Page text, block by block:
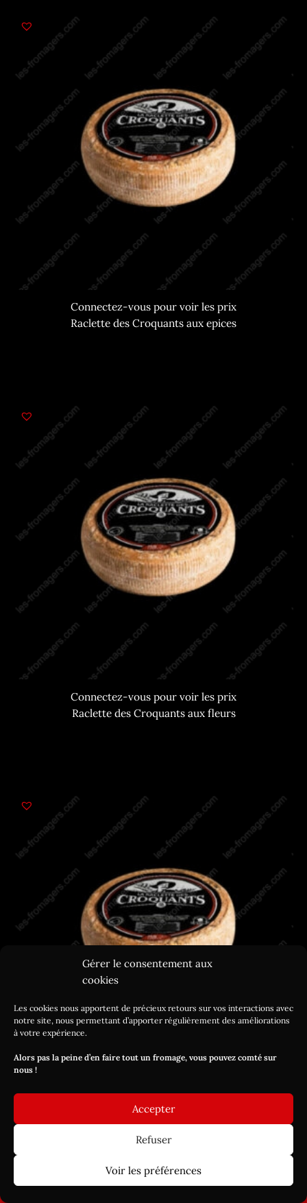
Gérer le consentement aux
cookies
Les cookies nous apportent de précieux retours sur vos interactions avec
notre site, nous permettant d’apporter régulièrement des améliorations
à votre expérience.
Alors pas la peine d’en faire tout un fromage, vous pouvez comté sur
nous !
Accepter
Refuser
Voir les préférences
Commandez avant lundi 17 août 12h, pour une livraison à partir
du jeudi 20 aoûtIgnorer
FILTRER
Connectez-vous pour voir les prix
Raclette des Croquants aux epices
Connectez-vous pour voir les prix
Raclette des Croquants aux fleurs
Connectez-vous pour voir les prix
Raclette des Croquants forestière